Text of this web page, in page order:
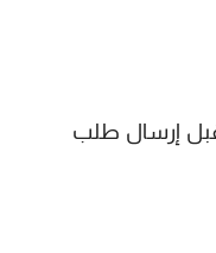
إرسال طلب